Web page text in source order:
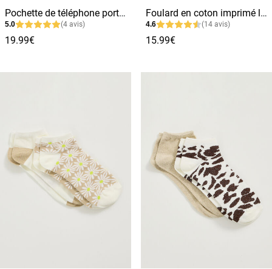
Pochette de téléphone portefeuille femme
5.0 (4 avis)
19.99€
Foulard en coton imprimé léopard femme
4.6 (14 avis)
15.99€